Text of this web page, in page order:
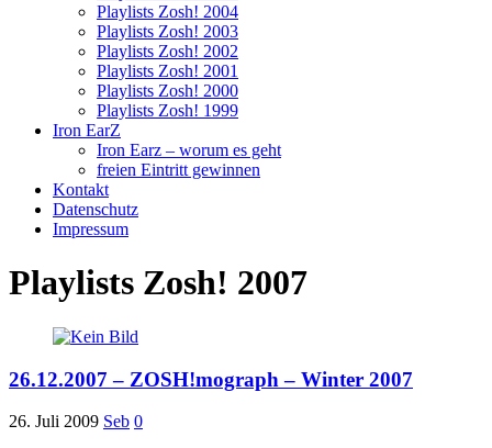
Playlists Zosh! 2004
Playlists Zosh! 2003
Playlists Zosh! 2002
Playlists Zosh! 2001
Playlists Zosh! 2000
Playlists Zosh! 1999
Iron EarZ
Iron Earz – worum es geht
freien Eintritt gewinnen
Kontakt
Datenschutz
Impressum
Playlists Zosh! 2007
26.12.2007 – ZOSH!mograph – Winter 2007
26. Juli 2009 Seb 0